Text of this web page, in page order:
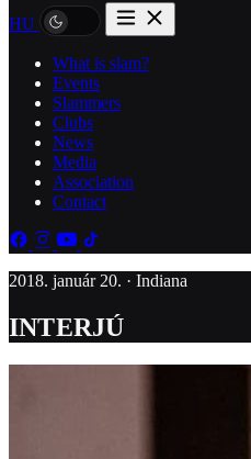
HU
What is slam?
Events
Slammers
Clubs
News
Media
Association
Contact
2018. január 20. · Indiana
INTERJÚ